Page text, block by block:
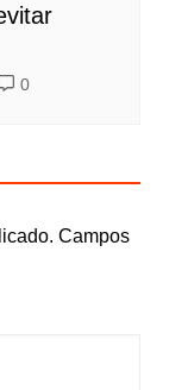
0
Campos